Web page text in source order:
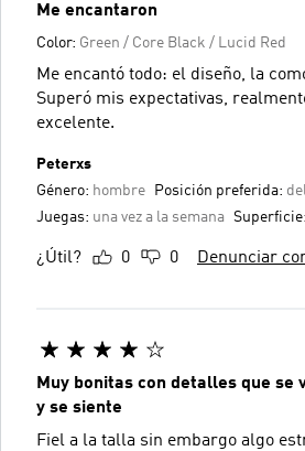
Me encantaron
Color: Green / Core Black / Lucid Red
Me encantó todo: el diseño, la
Superó mis expectativas,
excelente.
Peterxs
Género: hombre Posición preferida:
Juegas: una vez a la semana Superficie:
¿Útil? 0 0 Denunciar
Muy bonitas con detalles que se
y se siente
Fiel a la talla sin embargo algo